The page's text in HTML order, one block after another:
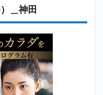
＿神田